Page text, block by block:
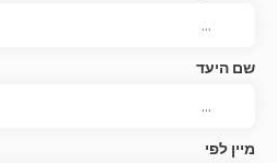
שם היעד
מיין לפי